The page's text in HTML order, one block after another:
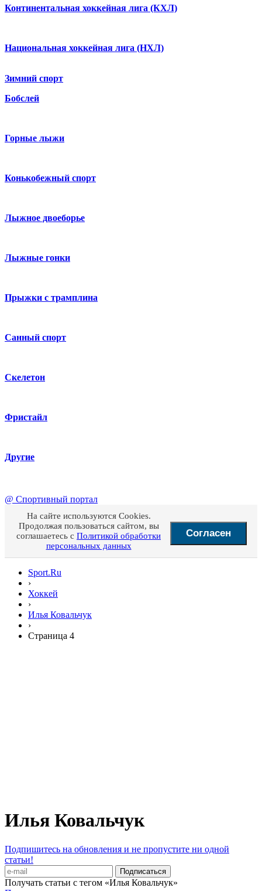
Континентальная хоккейная лига (КХЛ)
Национальная хоккейная лига (НХЛ)
Зимний спорт
Бобслей
Горные лыжи
Конькобежный спорт
Лыжное двоеборье
Лыжные гонки
Прыжки с трамплина
Санный спорт
Скелетон
Фристайл
Другие
@ Спортивный портал
На сайте используются Cookies.
Продолжая пользоваться сайтом, вы
соглашаетесь с Политикой обработки
персональных данных
Согласен
Sport.Ru
›
Хоккей
›
Илья Ковальчук
›
Страница 4
Илья Ковальчук
Подпишитесь на обновления и не пропустите ни одной
статьи!
Получать статьи с тегом «Илья Ковальчук»